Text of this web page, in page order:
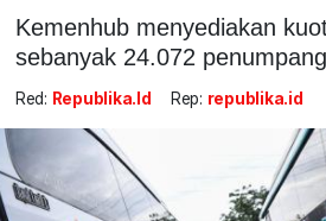
Kemenhub menyediakan
sebanyak 24.072
Red: Republika.id Rep: republika.id